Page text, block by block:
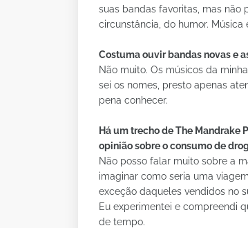
suas bandas favoritas, mas não
circunstância, do humor.
Costuma ouvir bandas novas e
Não muito. Os músicos da
sei os nomes, presto apenas
pena conhecer.
Há um trecho de The
opinião sobre o consumo de
Não posso falar muito sobre a
imaginar como seria uma
exceção daqueles vendidos no
Eu experimentei e compreendi
de tempo.